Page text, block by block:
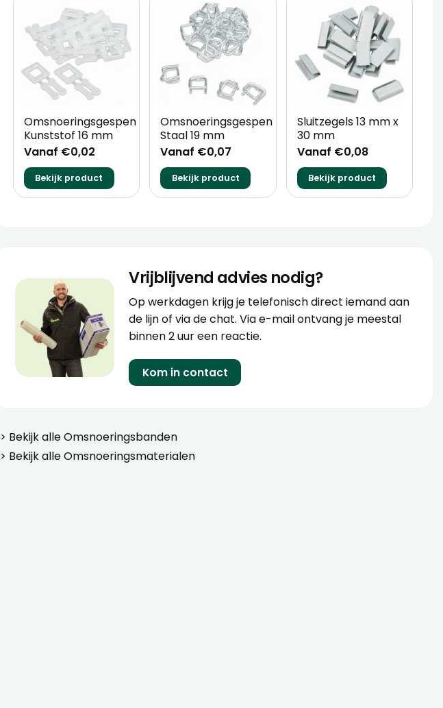
Omsnoeringsgespen
Kunststof 16 mm
Vanaf €0,02
Bekijk product
Omsnoeringsgespen
Staal 19 mm
Vanaf €0,07
Bekijk product
Sluitzegels 13 mm x
30 mm
Vanaf €0,08
Bekijk product
Vrijblijvend advies nodig?
Op werkdagen krijg je telefonisch direct iemand aan
de lijn of via de chat. Via e-mail ontvang je meestal
binnen 2 uur een reactie.
Kom in contact
> Bekijk alleOmsnoeringsbanden
> Bekijk alleOmsnoeringsmaterialen